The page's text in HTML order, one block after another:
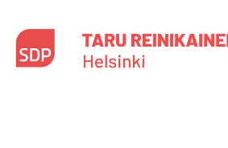
sisältöön